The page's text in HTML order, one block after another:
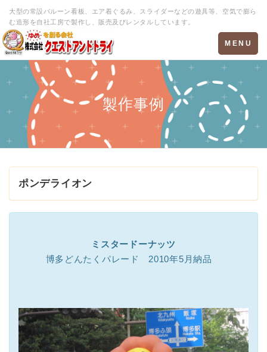
大型の常設バルーン看板、エア着ぐるみ、スライダーなどの遊具等、空気で膨ら
む造形を自社工房で製作し、販売及びレンタルしています。
Toggle
navigation
MENU
製作事例
ポンデライオン
ミスタードーナッツ
博多どんたくパレード 2010年5月納品